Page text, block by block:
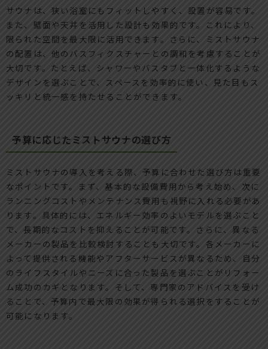
サウナは、狭い浴室にもフィットしやすく、設置が容易です。
また、壁面や天井を活用した設計も効果的です。これにより、
限られた空間を最大限に活用できます。さらに、ミストサウナ
の配置は、他のバスフィクスチャーとの調和を考慮することが
大切です。たとえば、シャワーやバスタブと一体化するような
デザインを選ぶことで、スペースを効率的に使い、見た目もス
ッキリと統一感を持たせることができます。
予算に応じたミストサウナの選び方
ミストサウナの導入を考える際、予算に合わせた選び方は重要
なポイントです。まず、基本的な設備費用から考え始め、次に
ランニングコストやメンテナンス費用も視野に入れる必要があ
ります。具体的には、エネルギー効率のよいモデルを選ぶこと
で、長期的なコストを抑えることが可能です。さらに、異なる
メーカーの製品を比較検討することも大切です。各メーカーに
よって提供される機能やアフターサービスが異なるため、自分
のライフスタイルやニーズに合った製品を選ぶことがリフォー
ム成功のカギとなります。そして、専門家のアドバイスを受け
ることで、予算内で最大限の効果が得られる選択をすることが
可能になります。